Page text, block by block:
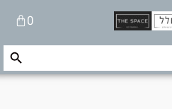
0עגלת
קניות